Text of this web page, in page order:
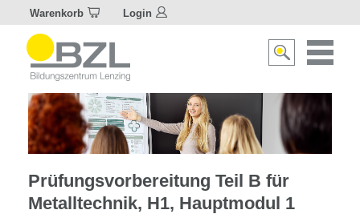
Warenkorb Login
Suche
Metall
Prüfungsvorbereitung Teil B für
Metalltechnik, H1, Hauptmodul 1